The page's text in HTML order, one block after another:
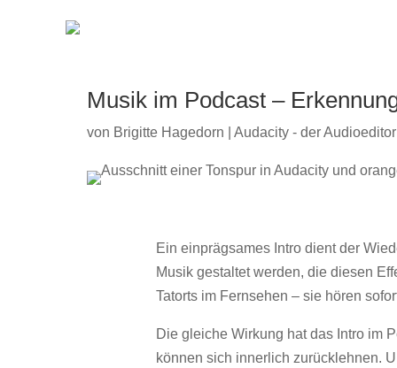
Musik im Podcast –
von Brigitte Hagedorn Audacity - der Audioeditor
Ein einprägsames Intro dient der
Musik gestaltet werden, die diesen
Tatorts im Fernsehen – sie hören
Die gleiche Wirkung hat das Intro im
können sich innerlich zurücklehnen.